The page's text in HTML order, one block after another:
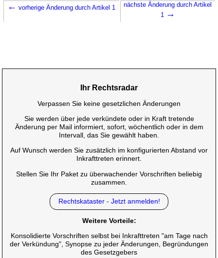
← vorherige Änderung durch Artikel 1
nächste Änderung durch Artikel
1 →
Ihr Rechtsradar
Verpassen Sie keine gesetzlichen Änderungen
Sie werden über jede verkündete oder in Kraft tretende
Änderung per Mail informiert, sofort, wöchentlich oder in dem
Intervall, das Sie gewählt haben.
Auf Wunsch werden Sie zusätzlich im konfigurierten Abstand vor
Inkrafttreten erinnert.
Stellen Sie Ihr Paket zu überwachender Vorschriften beliebig
zusammen.
Rechtskataster - Jetzt anmelden!
Weitere Vorteile:
Konsolidierte Vorschriften selbst bei Inkrafttreten "am Tage nach
der Verkündung", Synopse zu jeder Änderungen, Begründungen
des Gesetzgebers